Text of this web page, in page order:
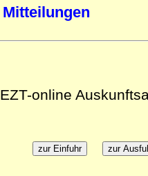
Mitteilungen
EZT-online